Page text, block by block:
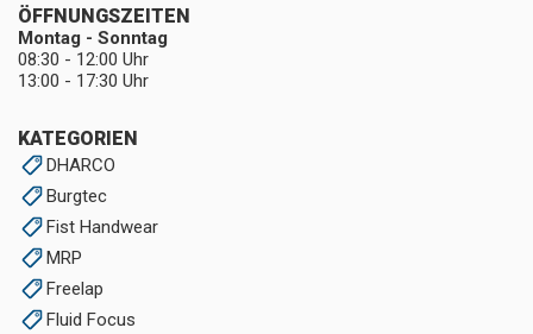
KATEGORIEN
DHARCO
Burgtec
Fist Handwear
MRP
Freelap
Fluid Focus
ÖFFNUNGSZEITEN
Montag - Sonntag
08:30 - 12:00 Uhr
13:00 - 17:30 Uhr